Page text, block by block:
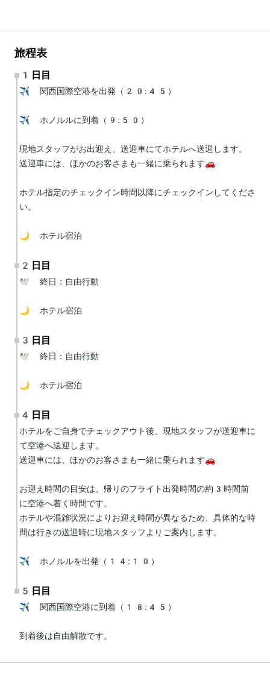
旅程表
1日目
✈️ 関西国際空港を出発（20:45）
✈️ ホノルルに到着（9:50）
現地スタッフがお出迎え、送迎車にてホテルへ送迎します。
送迎車には、ほかのお客さまも一緒に乗られます🚗
ホテル指定のチェックイン時間以降にチェックインしてくださ
い。
🌙 ホテル宿泊
2日目
🕊 終日：自由行動
🌙 ホテル宿泊
3日目
🕊 終日：自由行動
🌙 ホテル宿泊
4日目
ホテルをご自身でチェックアウト後、現地スタッフが送迎車に
て空港へ送迎します。
送迎車には、ほかのお客さまも一緒に乗られます🚗
お迎え時間の目安は、帰りのフライト出発時間の約3時間前
に空港へ着く時間です。
ホテルや混雑状況によりお迎え時間が異なるため、具体的な時
間は行きの送迎時に現地スタッフよりご案内します。
✈️ ホノルルを出発（14:10）
5日目
✈️ 関西国際空港に到着（18:45）
到着後は自由解散です。